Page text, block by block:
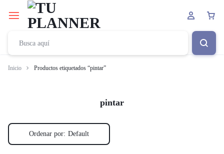
Inicio Productos etiquetados “pintar”
pintar
Ordenar por: Default